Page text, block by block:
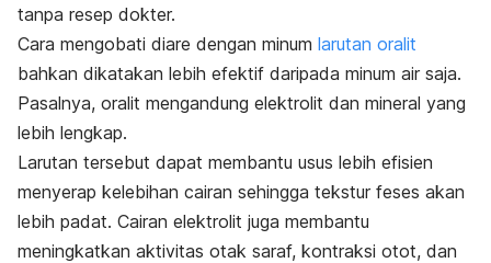
tanpa resep dokter.
Cara mengobati diare dengan minum larutan oralit
bahkan dikatakan lebih efektif daripada minum air saja.
Pasalnya, oralit mengandung elektrolit dan mineral yang
lebih lengkap.
Larutan tersebut dapat membantu usus lebih efisien
menyerap kelebihan cairan sehingga tekstur feses akan
lebih padat. Cairan elektrolit juga membantu
meningkatkan aktivitas otak saraf, kontraksi otot, dan